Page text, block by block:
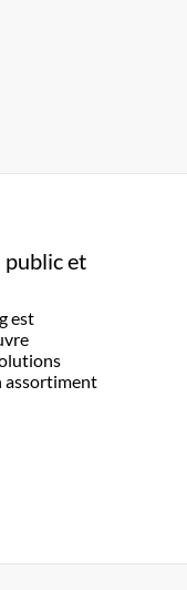
public et
est
assortiment